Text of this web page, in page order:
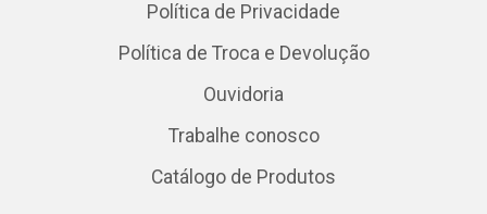
Política de Privacidade
Política de Troca e Devolução
Ouvidoria
Trabalhe conosco
Catálogo de Produtos